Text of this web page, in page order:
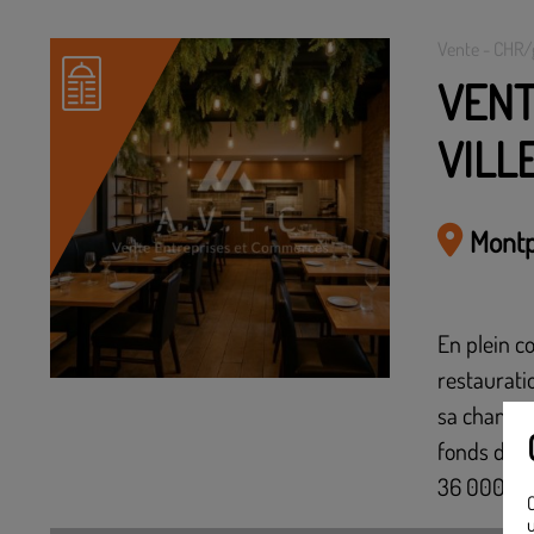
Vente -
En plein
sa
fonds de
36 000€